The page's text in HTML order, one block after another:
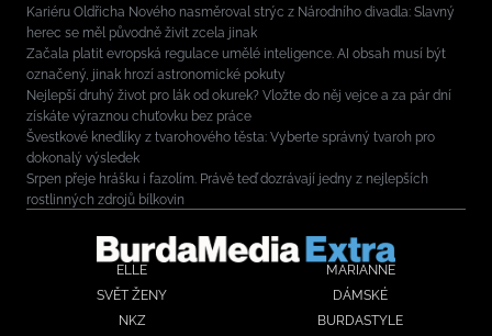
Kariéru Oldřicha Nového nasměroval strýc z Národního divadla: Slavný
herec se měl původně živit zcela jinak
Začala platit evropská regulace umělé inteligence. AI obsah musí být
označený, jinak hrozí astronomické pokuty
Nejlepší druhý život pro lák od okurek? Vložte do něj vejce a za pár dní
získáte výraznou chuťovku bez práce
Švestkové knedlíky z tvarohového těsta: Vyberte správný tvaroh pro
dokonalý výsledek
Srpen přeje hrášku i fazolím. Právě teď dozrávají jedny z nejlepších
rostlinných zdrojů bílkovin
ELLE
MARIANNE
SVĚT ŽENY
DÁMSKÉ
NKZ
BURDASTYLE